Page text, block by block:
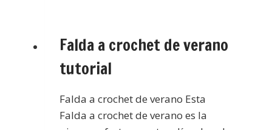
Falda a crochet de verano
tutorial
Falda a crochet de verano Esta
Falda a crochet de verano es la